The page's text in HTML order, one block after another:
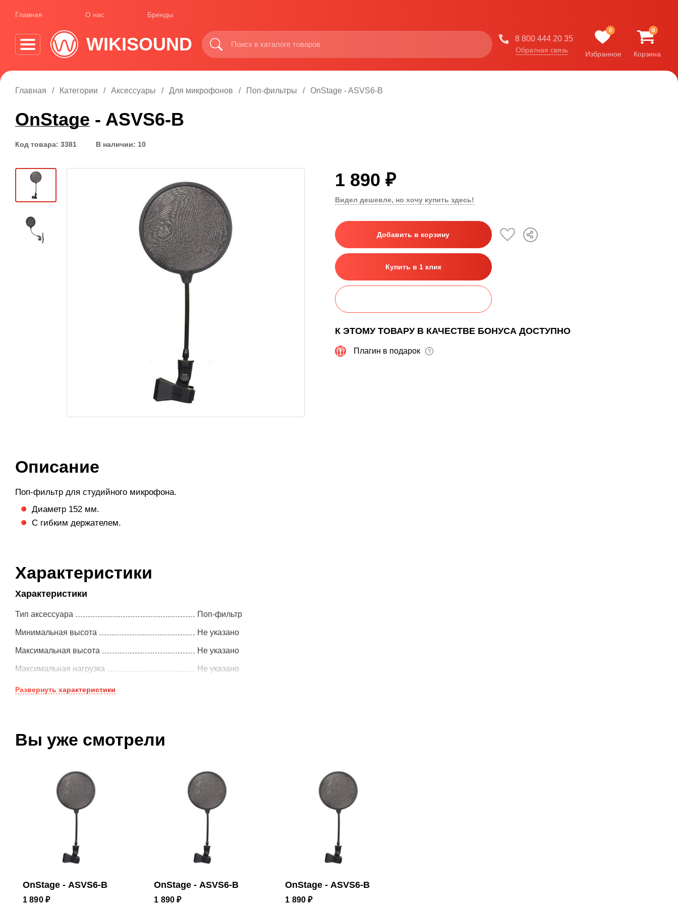
Главная О нас Бренды
WIKISOUND 8 800 444 20 35
Обратная связь
0
Избранное
0
Корзина
Главная Категории Аксессуары Для микрофонов Поп-фильтры OnStage - ASVS6-B
OnStage - ASVS6-B
Код товара: 3381 В наличии: 10
1 890 ₽
Видел дешевле, но хочу купить здесь!
Добавить в корзину
Купить в 1 клик
К ЭТОМУ ТОВАРУ В КАЧЕСТВЕ БОНУСА ДОСТУПНО
Плагин в подарок ?
Описание
Поп-фильтр для студийного микрофона.
Диаметр 152 мм.
С гибким держателем.
Характеристики
Характеристики
Тип аксессуара Поп-фильтр
Минимальная высота Не указано
Максимальная высота Не указано
Максимальная нагрузка Не указано
Развернуть характеристики
Вы уже смотрели
OnStage - ASVS6-B
1 890 ₽
OnStage - ASVS6-B
1 890 ₽
OnStage - ASVS6-B
1 890 ₽